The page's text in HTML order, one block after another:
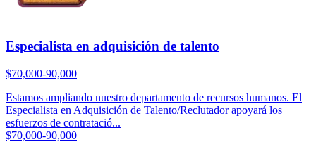
Especialista en adquisición de talento
$70,000-90,000
Estamos ampliando nuestro departamento de recursos humanos. El
Especialista en Adquisición de Talento/Reclutador apoyará los
esfuerzos de contratació...
$70,000-90,000